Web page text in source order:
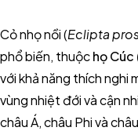
Cỏ nhọ nồi (Eclipta
phổ biến, thuộchọ
với khả năng thích nghi
vùng nhiệt đới và cận
châu Á, châu Phi và